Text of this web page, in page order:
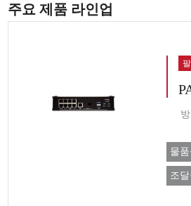
주요 제품 라인업
물
조